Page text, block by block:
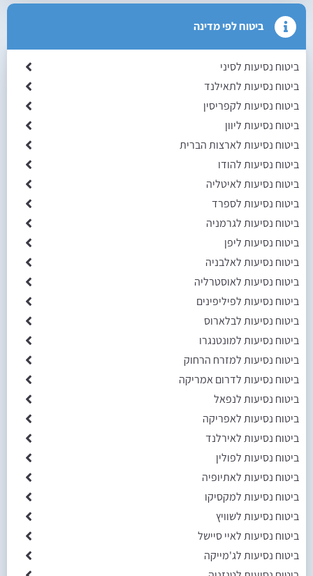
ביטוח לפי מדינה
ביטוח נסיעות לסיני
ביטוח נסיעות לתאילנד
ביטוח נסיעות לקפריסין
ביטוח נסיעות ליוון
ביטוח נסיעות לארצות הברית
ביטוח נסיעות להודו
ביטוח נסיעות לאיטליה
ביטוח נסיעות לספרד
ביטוח נסיעות לגרמניה
ביטוח נסיעות ליפן
ביטוח נסיעות לאלבניה
ביטוח נסיעות לאוסטרליה
ביטוח נסיעות לפיליפינים
ביטוח נסיעות לבלארוס
ביטוח נסיעות למונטנגרו
ביטוח נסיעות למזרח הרחוק
ביטוח נסיעות לדרום אמריקה
ביטוח נסיעות לנפאל
ביטוח נסיעות לאפריקה
ביטוח נסיעות לאירלנד
ביטוח נסיעות לפולין
ביטוח נסיעות לאתיופיה
ביטוח נסיעות למקסיקו
ביטוח נסיעות לשוויץ
ביטוח נסיעות לאיי סיישל
ביטוח נסיעות לג'מייקה